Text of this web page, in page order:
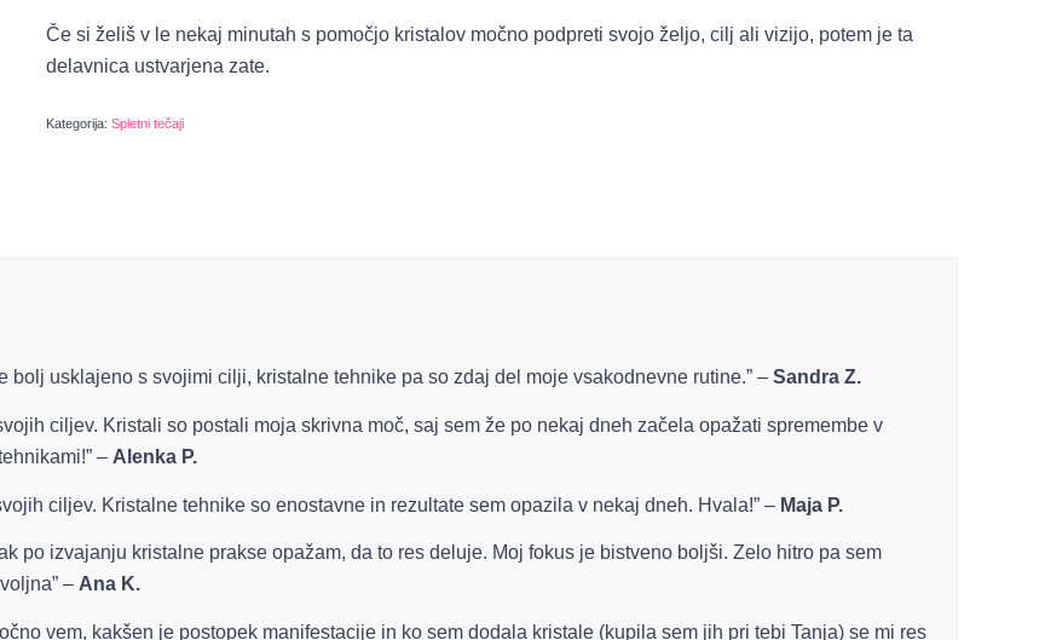
Če si želiš v le nekaj minutah s pomočjo kristalov močno podpreti svojo željo, cilj ali vizijo, potem je ta
delavnica ustvarjena zate.
Kategorija: Spletni tečaji
bolj usklajeno s svojimi cilji, kristalne tehnike pa so zdaj del moje vsakodnevne rutine.” – Sandra Z.
ciljev. Kristali so postali moja skrivna moč, saj sem že po nekaj dneh začela opažati spremembe v
– Alenka P.
ciljev. Kristalne tehnike so enostavne in rezultate sem opazila v nekaj dneh. Hvala!” – Maja P.
po izvajanju kristalne prakse opažam, da to res deluje. Moj fokus je bistveno boljši. Zelo hitro pa sem
– Ana K.
vem, kakšen je postopek manifestacije in ko sem dodala kristale (kupila sem jih pri tebi Tanja) se mi res